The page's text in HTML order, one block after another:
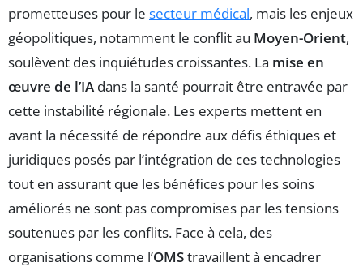
prometteuses pour le secteur médical, mais les enjeux
géopolitiques, notamment le conflit au Moyen-Orient,
soulèvent des inquiétudes croissantes. La mise en
œuvre de l’IA dans la santé pourrait être entravée par
cette instabilité régionale. Les experts mettent en
avant la nécessité de répondre aux défis éthiques et
juridiques posés par l’intégration de ces technologies
tout en assurant que les bénéfices pour les soins
améliorés ne sont pas compromises par les tensions
soutenues par les conflits. Face à cela, des
organisations comme l’OMStravaillent à encadrer